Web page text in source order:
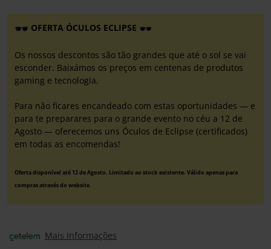
OFERTA ÓCULOS ECLIPSE
Os nossos descontos são tão grandes que até o sol se vai
esconder. Baixámos os preços em centenas de produtos
gaming e tecnologia.
Para não ficares encandeado com estas oportunidades — e
para te preparares para o grande evento no céu a 12 de
Agosto — oferecemos uns Óculos de Eclipse (certificados)
em todas as encomendas!
Oferta disponível até 12 de Agosto. Limitado ao stock existente. Válido apenas para
compras através do website.
Mais Informações